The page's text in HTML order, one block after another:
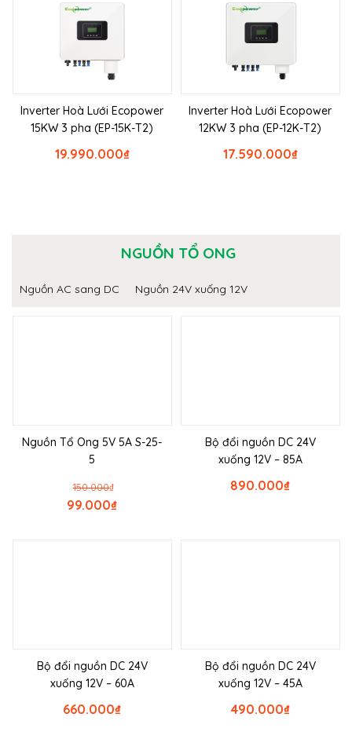
Inverter Hoà Lưới Ecopower
15KW 3 pha (EP-15K-T2)
₫
19.990.000
Inverter Hoà Lưới Ecopower
12KW 3 pha (EP-12K-T2)
₫
17.590.000
NGUỒN TỔ ONG
Nguồn AC sang DC Nguồn 24V xuống 12V
Nguồn Tổ Ong 5V 5A S-25-
5
₫
150.000
₫
99.000
Bộ đổi nguồn DC 24V
xuống 12V – 85A
₫
890.000
Bộ đổi nguồn DC 24V
xuống 12V – 60A
₫
660.000
Bộ đổi nguồn DC 24V
xuống 12V – 45A
₫
490.000